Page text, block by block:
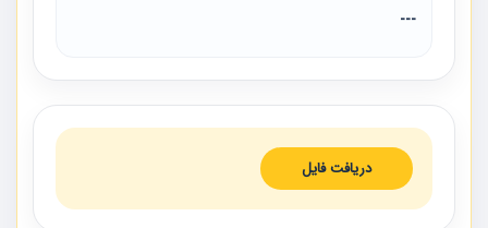
---
دریافت فایل